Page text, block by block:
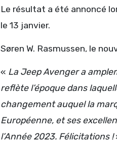
Le résultat a été annoncé
le 13 janvier.
Søren W. Rasmussen, le
« La Jeep Avenger a
reflète l’époque dans
changement auquel la
Européenne, et ses
l’Année 2023. Félicitations !